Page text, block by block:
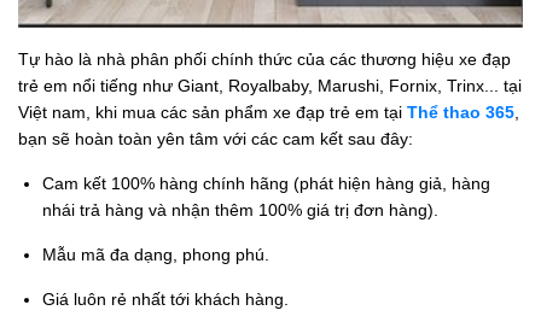
Tự hào là nhà phân phối chính thức của các thương hiệu xe đạp
trẻ em nổi tiếng như Giant, Royalbaby, Marushi, Fornix, Trinx... tại
Việt nam, khi mua các sản phẩm xe đạp trẻ em tại Thể thao 365
bạn sẽ hoàn toàn yên tâm với các cam kết sau đây:
Cam kết 100% hàng chính hãng (phát hiện hàng giả, hàng
nhái trả hàng và nhận thêm 100% giá trị đơn hàng).
Mẫu mã đa dạng, phong phú.
Giá luôn rẻ nhất tới khách hàng.